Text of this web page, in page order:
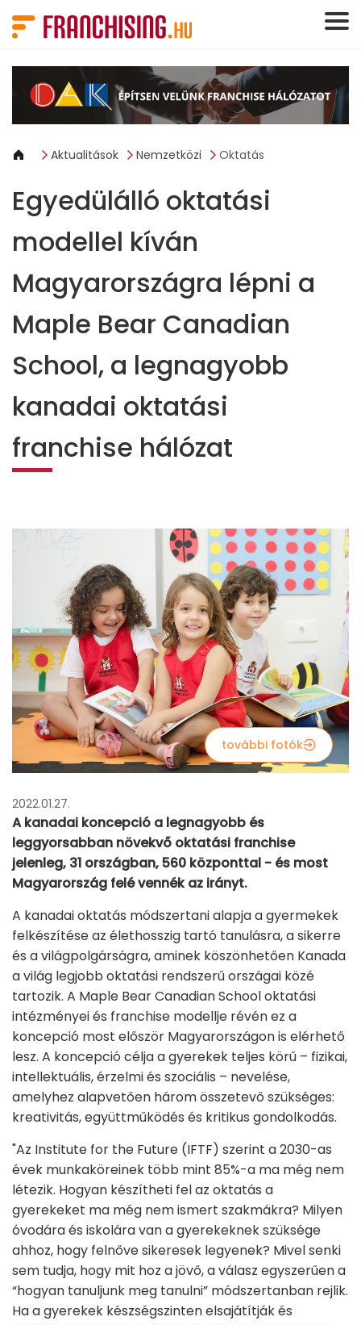
Aktualitások Nemzetközi Oktatás
Egyedülálló oktatási
modellel kíván
Magyarországra lépni a
Maple Bear Canadian
School, a legnagyobb
kanadai oktatási
franchise hálózat
további fotók
2022.01.27.
A kanadai koncepció a legnagyobb és
leggyorsabban növekvő oktatási franchise
jelenleg, 31 országban, 560 központtal - és most
Magyarország felé vennék az irányt.
A kanadai oktatás módszertani alapja a gyermekek
felkészítése az élethosszig tartó tanulásra, a sikerre
és a világpolgárságra, aminek köszönhetően Kanada
a világ legjobb oktatási rendszerű országai közé
tartozik. A Maple Bear Canadian School oktatási
intézményei és franchise modellje révén ez a
koncepció most először Magyarországon is elérhető
lesz. A koncepció célja a gyerekek teljes körű – fizikai,
intellektuális, érzelmi és szociális – nevelése,
amelyhez alapvetően három összetevő szükséges:
kreativitás, együttműködés és kritikus gondolkodás.
"Az Institute for the Future (IFTF) szerint a 2030-as
évek munkaköreinek több mint 85%-a ma még nem
létezik. Hogyan készítheti fel az oktatás a
gyerekeket ma még nem ismert szakmákra? Milyen
óvodára és iskolára van a gyerekeknek szüksége
ahhoz, hogy felnőve sikeresek legyenek? Mivel senki
sem tudja, hogy mit hoz a jövő, a válasz egyszerűen a
“hogyan tanuljunk meg tanulni” módszertanban rejlik.
Ha a gyerekek készségszinten elsajátítják és